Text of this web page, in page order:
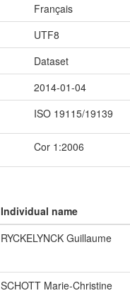
Français
UTF8
Dataset
2014-01-04
ISO 19115/19139
Cor 1:2006
Individual name
RYCKELYNCK Guillaume
SCHOTT Marie-Christine